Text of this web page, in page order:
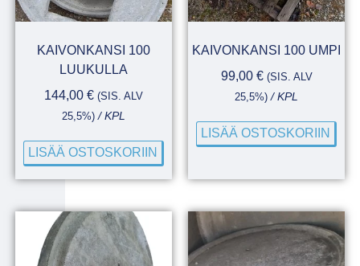
KAIVONKANSI 100
LUUKULLA
144,00 € (SIS. ALV
25,5%)/ KPL
LISÄÄ OSTOSKORIIN
KAIVONKANSI 100 UMPI
99,00 € (SIS. ALV
25,5%) / KPL
LISÄÄ OSTOSKORIIN